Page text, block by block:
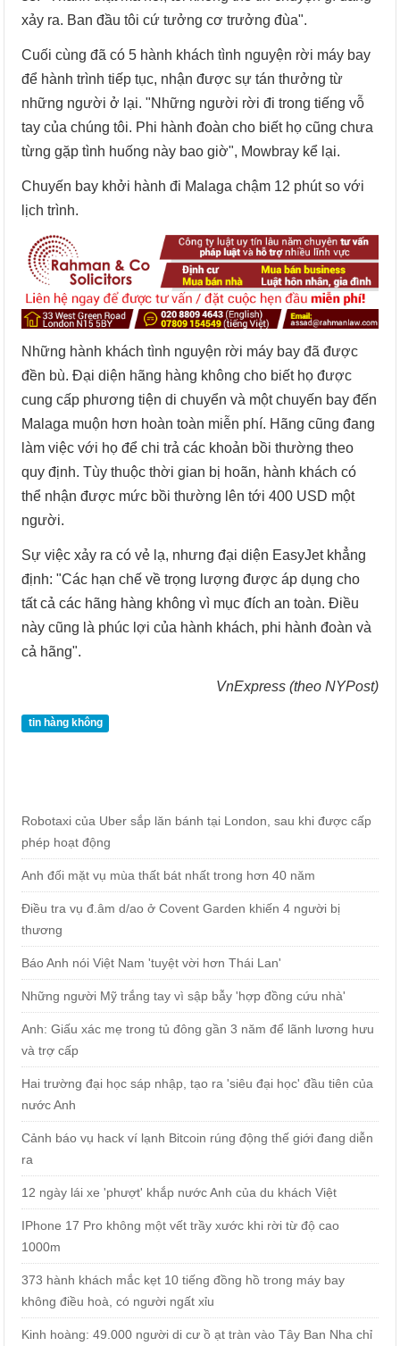
xảy ra. Ban đầu tôi cứ tưởng cơ trưởng đùa".
Cuối cùng đã có 5 hành khách tình nguyện rời máy bay
để hành trình tiếp tục, nhận được sự tán thưởng từ
những người ở lại. "Những người rời đi trong tiếng vỗ
tay của chúng tôi. Phi hành đoàn cho biết họ cũng chưa
từng gặp tình huống này bao giờ", Mowbray kể lại.
Chuyến bay khởi hành đi Malaga chậm 12 phút so với
lịch trình.
Những hành khách tình nguyện rời máy bay đã được
đền bù. Đại diện hãng hàng không cho biết họ được
cung cấp phương tiện di chuyển và một chuyến bay đến
Malaga muộn hơn hoàn toàn miễn phí. Hãng cũng đang
làm việc với họ để chi trả các khoản bồi thường theo
quy định. Tùy thuộc thời gian bị hoãn, hành khách có
thể nhận được mức bồi thường lên tới 400 USD một
người.
Sự việc xảy ra có vẻ lạ, nhưng đại diện EasyJet khẳng
định: "Các hạn chế về trọng lượng được áp dụng cho
tất cả các hãng hàng không vì mục đích an toàn. Điều
này cũng là phúc lợi của hành khách, phi hành đoàn và
cả hãng".
VnExpress (theo NYPost)
tin hàng không
Robotaxi của Uber sắp lăn bánh tại London, sau khi được cấp
phép hoạt động
Anh đối mặt vụ mùa thất bát nhất trong hơn 40 năm
Điều tra vụ đ.âm d/ao ở Covent Garden khiến 4 người bị
thương
Báo Anh nói Việt Nam 'tuyệt vời hơn Thái Lan'
Những người Mỹ trắng tay vì sập bẫy 'hợp đồng cứu nhà'
Anh: Giấu xác mẹ trong tủ đông gần 3 năm để lãnh lương hưu
và trợ cấp
Hai trường đại học sáp nhập, tạo ra 'siêu đại học' đầu tiên của
nước Anh
Cảnh báo vụ hack ví lạnh Bitcoin rúng động thế giới đang diễn
ra
12 ngày lái xe 'phượt' khắp nước Anh của du khách Việt
IPhone 17 Pro không một vết trầy xước khi rời từ độ cao
1000m
373 hành khách mắc kẹt 10 tiếng đồng hồ trong máy bay
không điều hoà, có người ngất xỉu
Kinh hoàng: 49.000 người di cư ồ ạt tràn vào Tây Ban Nha chỉ